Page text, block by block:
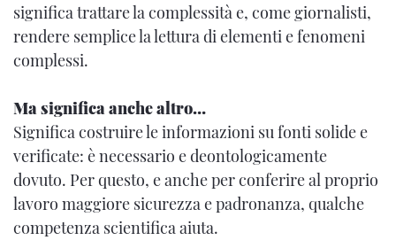
significa trattare la complessità e, come giornalisti,
rendere semplice la lettura di elementi e fenomeni
complessi.
Ma significa anche altro…
Significa costruire le informazioni su fonti solide e
verificate: è necessario e deontologicamente
dovuto. Per questo, e anche per conferire al proprio
lavoro maggiore sicurezza e padronanza, qualche
competenza scientifica aiuta.